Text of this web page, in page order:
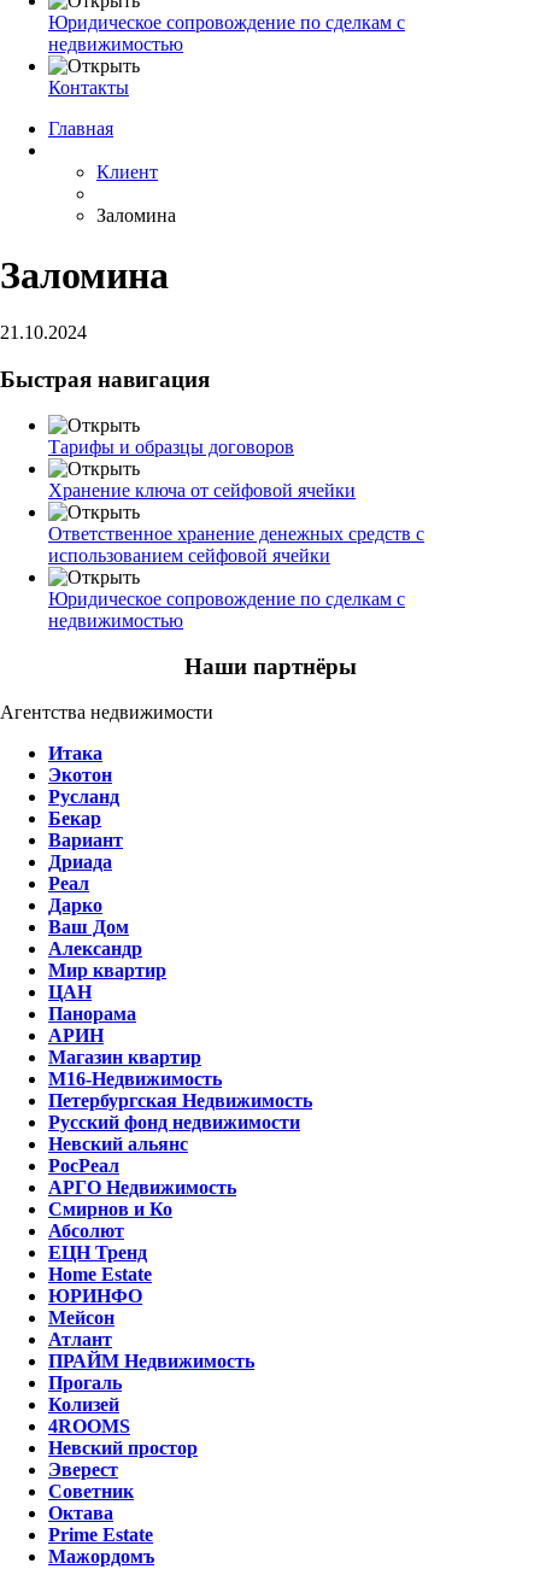
Юридическое сопровождение по сделкам с
недвижимостью
Контакты
Главная
Клиент
Заломина
Заломина
21.10.2024
Быстрая навигация
Тарифы и образцы договоров
Хранение ключа от сейфовой ячейки
Ответственное хранение денежных средств с
использованием сейфовой ячейки
Юридическое сопровождение по сделкам с
недвижимостью
Наши партнёры
Агентства недвижимости
Итака
Экотон
Русланд
Бекар
Вариант
Дриада
Реал
Дарко
Ваш Дом
Александр
Мир квартир
ЦАН
Панорама
АРИН
Магазин квартир
М16-Недвижимость
Петербургская Недвижимость
Русский фонд недвижимости
Невский альянс
РосРеал
АРГО Недвижимость
Смирнов и Ко
Абсолют
ЕЦН Тренд
Home Estate
ЮРИНФО
Мейсон
Атлант
ПРАЙМ Недвижимость
Прогаль
Колизей
4ROOMS
Невский простор
Эверест
Советник
Октава
Prime Estate
Мажордомъ